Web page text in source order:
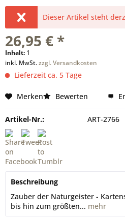
Dieser Artikel steht
26,95 € *
Inhalt: 1
inkl. MwSt.zzgl. Versandkosten
Lieferzeit ca. 5 Tage
Merken Bewerten
Artikel-Nr.: ART-2766
Beschreibung
Zauber der Naturgeister -
bis hin zum größten... mehr